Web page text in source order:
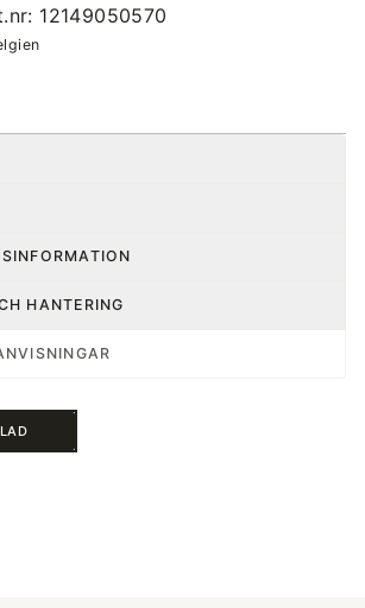
12149050570
HANTERING